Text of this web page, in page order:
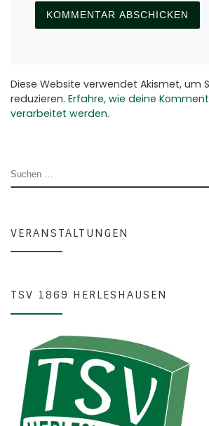
Diese Website verwendet Akismet, um
reduzieren. Erfahre, wie deine
verarbeitet werden.
SUCHE
VERANSTALTUNGEN
TSV 1869 HERLESHAUSEN